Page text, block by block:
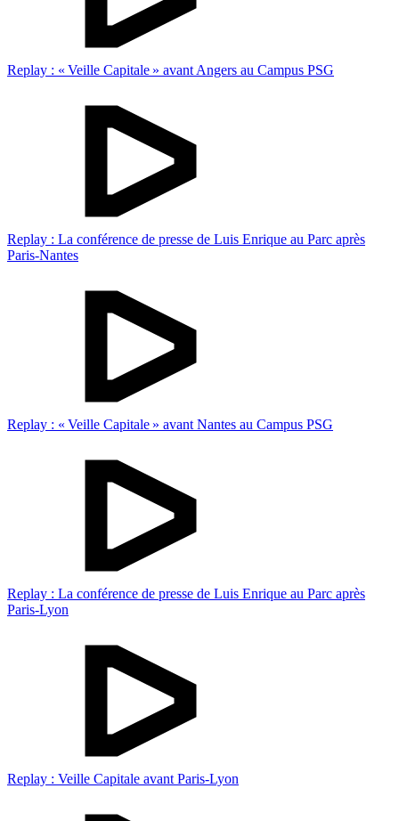
Replay : « Veille Capitale » avant Angers au Campus PSG
Replay : La conférence de presse de Luis Enrique au Parc après
Paris-Nantes
Replay : « Veille Capitale » avant Nantes au Campus PSG
Replay : La conférence de presse de Luis Enrique au Parc après
Paris-Lyon
Replay : Veille Capitale avant Paris-Lyon